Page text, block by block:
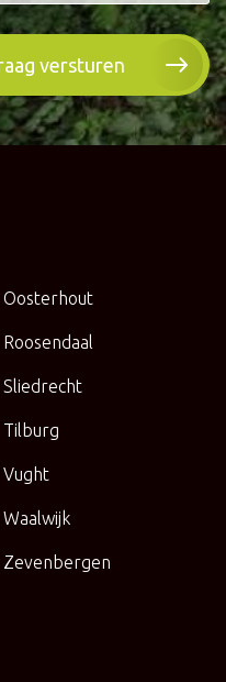
Oosterhout
Roosendaal
Sliedrecht
Tilburg
Vught
Waalwijk
Zevenbergen